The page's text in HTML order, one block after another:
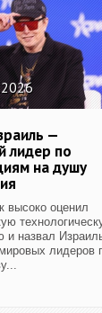
—
лидер по
на душу
высоко оценил
и назвал
лидеров